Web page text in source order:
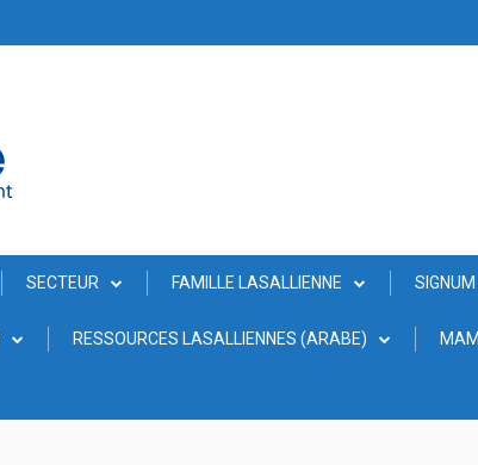
SECTEUR FAMILLE LASALLIENNE SIGNUM
RESSOURCES LASALLIENNES (ARABE)